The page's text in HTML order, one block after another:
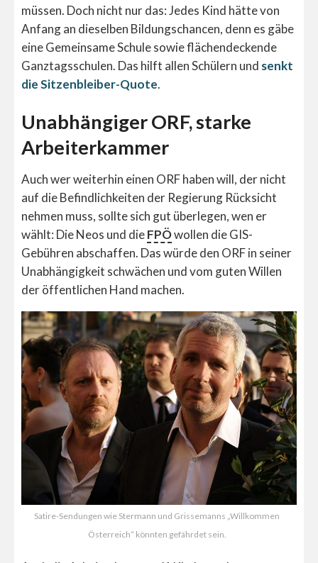
müssen. Doch nicht nur das: Jedes Kind hätte von
Anfang an dieselben Bildungschancen, denn es gäbe
eine Gemeinsame Schule sowie flächendeckende
Ganztagsschulen. Das hilft allen Schülern und senkt
die Sitzenbleiber-Quote.
Unabhängiger ORF, starke
Arbeiterkammer
Auch wer weiterhin einen ORF haben will, der nicht
auf die Befindlichkeiten der Regierung Rücksicht
nehmen muss, sollte sich gut überlegen, wen er
wählt: Die Neos und dieFPÖwollen die GIS-
Gebühren abschaffen. Das würde den ORF in seiner
Unabhängigkeit schwächen und vom guten Willen
der öffentlichen Hand machen.
Satire-Sendungen wie Stermann und Grissemanns „Willkommen
Österreich“ könnten gefährdet sein.